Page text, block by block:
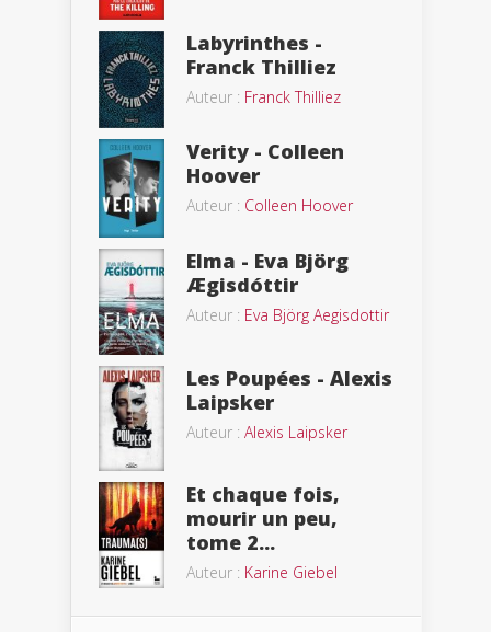
Labyrinthes -
Franck Thilliez
Auteur : Franck Thilliez
Verity - Colleen
Hoover
Auteur : Colleen Hoover
Elma - Eva Björg
Ægisdóttir
Auteur : Eva Björg Aegisdottir
Les Poupées - Alexis
Laipsker
Auteur : Alexis Laipsker
Et chaque fois,
mourir un peu,
tome 2...
Auteur : Karine Giebel